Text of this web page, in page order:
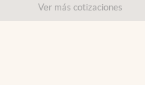
USA
Ver más cotizaciones